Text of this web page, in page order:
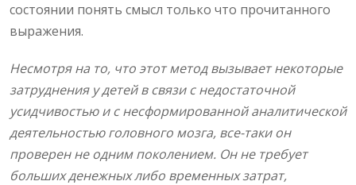
состоянии понять смысл только что прочитанного
выражения.
Несмотря на то, что этот метод вызывает некоторые
затруднения у детей в связи с недостаточной
усидчивостью и с несформированной аналитической
деятельностью головного мозга, все-таки он
проверен не одним поколением. Он не требует
больших денежных либо временных затрат,